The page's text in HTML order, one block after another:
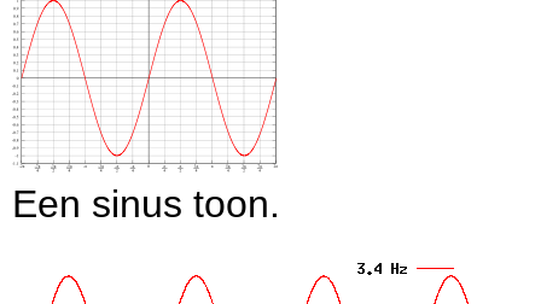
Een sinus toon.